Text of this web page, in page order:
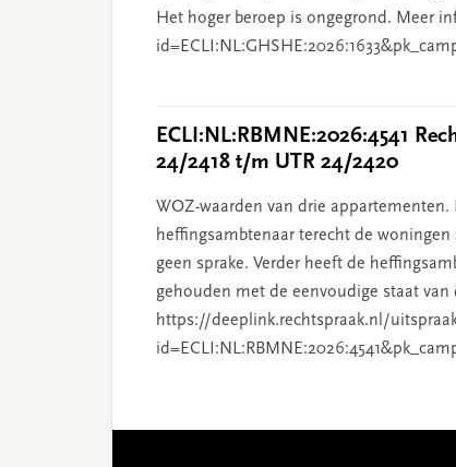
Het hoger beroep is ongegrond. Meer
ECLI:NL:RBMNE:2026:4541
24/2418 t/m UTR 24/2420
WOZ-waarden van drie
heffingsambtenaar terecht de
geen sprake. Verder heeft de
gehouden met de eenvoudige staat
https://deeplink.rechtspraak.nl/